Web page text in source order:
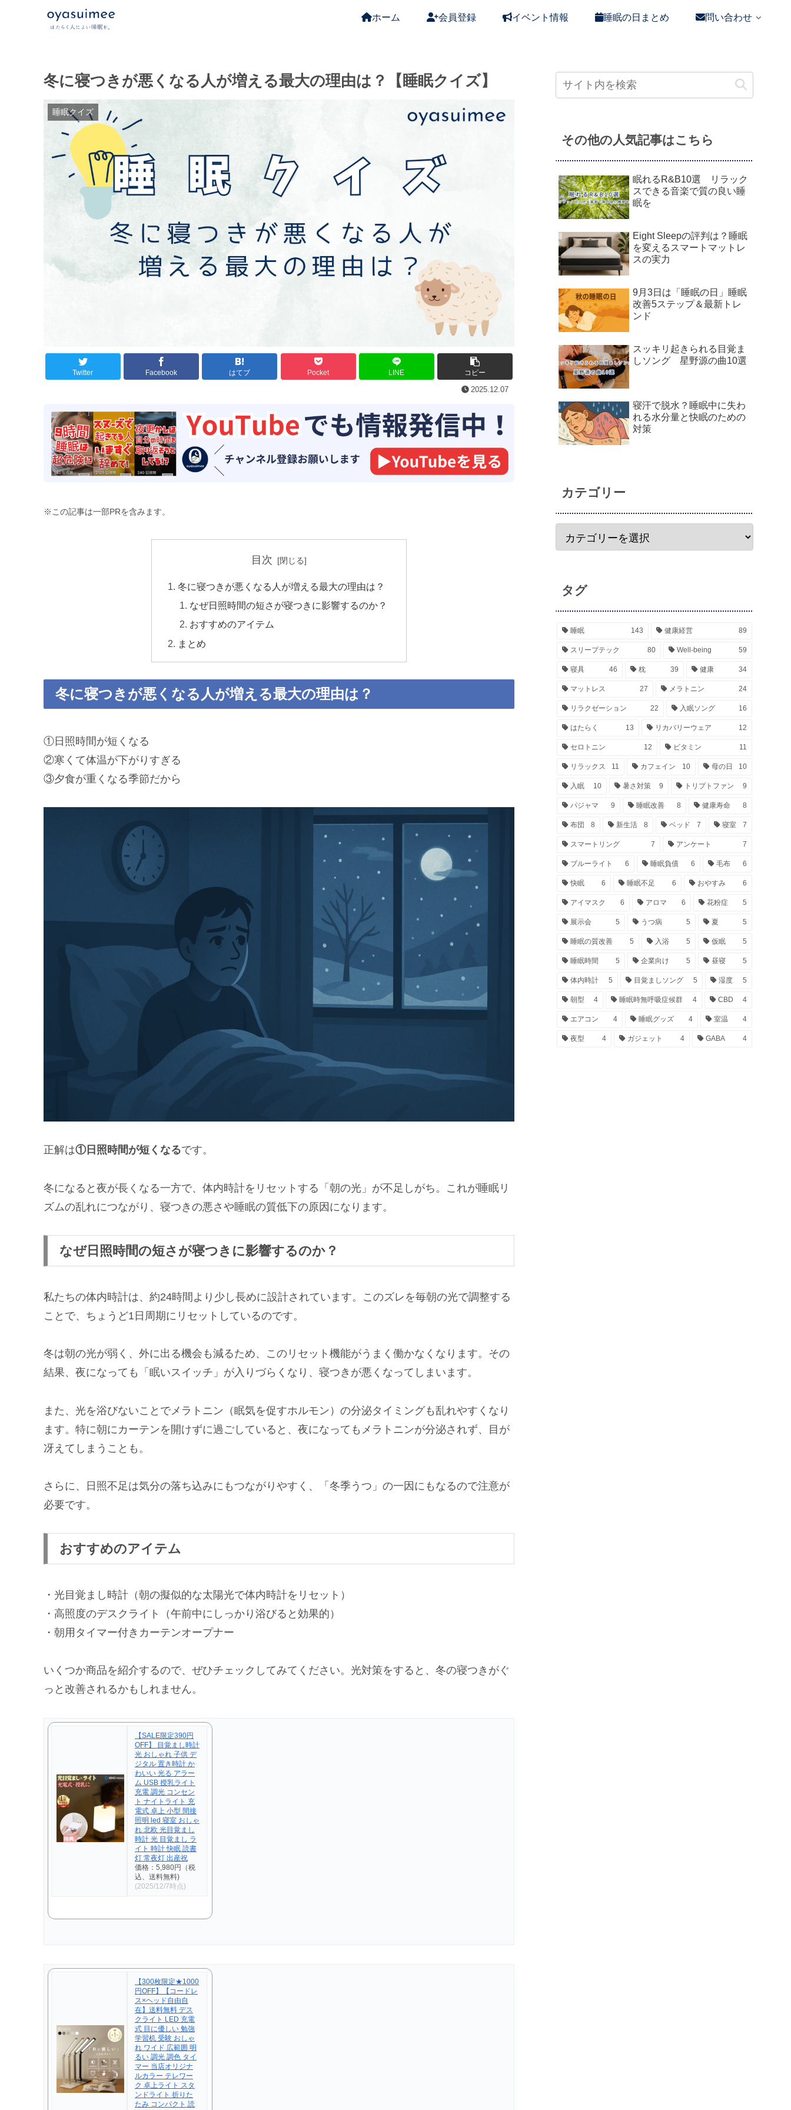
ホーム 会員登録 イベント情報 睡眠の日まとめ 問い合わせ
冬に寝つきが悪くなる人が増える最大の理由は？【睡眠クイズ】
睡眠クイズ
Twitter Facebook はてブ Pocket LINE コピー
2025.12.07
※この記事は一部PRを含みます。
目次
冬に寝つきが悪くなる人が増える最大の理由は？
なぜ日照時間の短さが寝つきに影響するのか？
おすすめのアイテム
まとめ
冬に寝つきが悪くなる人が増える最大の理由は？
①日照時間が短くなる
②寒くて体温が下がりすぎる
③夕食が重くなる季節だから
正解は①日照時間が短くなるです。
冬になると夜が長くなる一方で、体内時計をリセットする「朝の光」が不足しがち。これが睡眠リ
ズムの乱れにつながり、寝つきの悪さや睡眠の質低下の原因になります。
なぜ日照時間の短さが寝つきに影響するのか？
私たちの体内時計は、約24時間より少し長めに設計されています。このズレを毎朝の光で調整する
ことで、ちょうど1日周期にリセットしているのです。
冬は朝の光が弱く、外に出る機会も減るため、このリセット機能がうまく働かなくなります。その
結果、夜になっても「眠いスイッチ」が入りづらくなり、寝つきが悪くなってしまいます。
また、光を浴びないことでメラトニン（眠気を促すホルモン）の分泌タイミングも乱れやすくなり
ます。特に朝にカーテンを開けずに過ごしていると、夜になってもメラトニンが分泌されず、目が
冴えてしまうことも。
さらに、日照不足は気分の落ち込みにもつながりやすく、「冬季うつ」の一因にもなるので注意が
必要です。
おすすめのアイテム
・光目覚まし時計（朝の擬似的な太陽光で体内時計をリセット）
・高照度のデスクライト（午前中にしっかり浴びると効果的）
・朝用タイマー付きカーテンオープナー
いくつか商品を紹介するので、ぜひチェックしてみてください。光対策をすると、冬の寝つきがぐ
っと改善されるかもしれません。
【SALE限定390円
OFF】 目覚まし時計
光 おしゃれ 子供 デ
ジタル 置き時計 か
わいい 光る アラー
ム USB 授乳ライト
充電 調光 コンセン
ト ナイトライト 充
電式 卓上 小型 間接
照明 led 寝室 おしゃ
れ 北欧 光目覚まし
時計 光 目覚まし ラ
イト 時計 快眠 読書
灯 常夜灯 出産祝
価格：5,980円（税
込、送料無料)
(2025/12/7時点)
【300枚限定★1000
円OFF】【コードレ
ス×ヘッド自由自
在】送料無料 デス
クライト LED 充電
式 目に優しい 勉強
学習机 受験 おしゃ
れ ワイド 広範囲 明
るい 調光 調色 タイ
マー 当店オリジナ
ルカラー テレワー
ク 卓上ライト スタ
ンドライト 折りた
たみ コンパクト 読
その他の人気記事はこちら
眠れるR&B10選 リラック
スできる音楽で質の良い睡
眠を
Eight Sleepの評判は？睡眠
を変えるスマートマットレ
スの実力
9月3日は「睡眠の日」睡眠
改善5ステップ＆最新トレ
ンド
スッキリ起きられる目覚ま
しソング 星野源の曲10選
寝汗で脱水？睡眠中に失わ
れる水分量と快眠のための
対策
カテゴリー
タグ
睡眠 143 健康経営 89
スリープテック 80 Well-being 59
寝具 46 枕 39 健康 34
マットレス 27 メラトニン 24
リラクゼーション 22 入眠ソング 16
はたらく 13 リカバリーウェア 12
セロトニン 12 ビタミン 11
リラックス 11 カフェイン 10 母の日 10
入眠 10 暑さ対策 9 トリプトファン 9
パジャマ 9 睡眠改善 8 健康寿命 8
布団 8 新生活 8 ベッド 7 寝室 7
スマートリング 7 アンケート 7
ブルーライト 6 睡眠負債 6 毛布 6
快眠 6 睡眠不足 6 おやすみ 6
アイマスク 6 アロマ 6 花粉症 5
展示会 5 うつ病 5 夏 5
睡眠の質改善 5 入浴 5 仮眠 5
睡眠時間 5 企業向け 5 昼寝 5
体内時計 5 目覚ましソング 5 湿度 5
朝型 4 睡眠時無呼吸症候群 4 CBD 4
エアコン 4 睡眠グッズ 4 室温 4
夜型 4 ガジェット 4 GABA 4